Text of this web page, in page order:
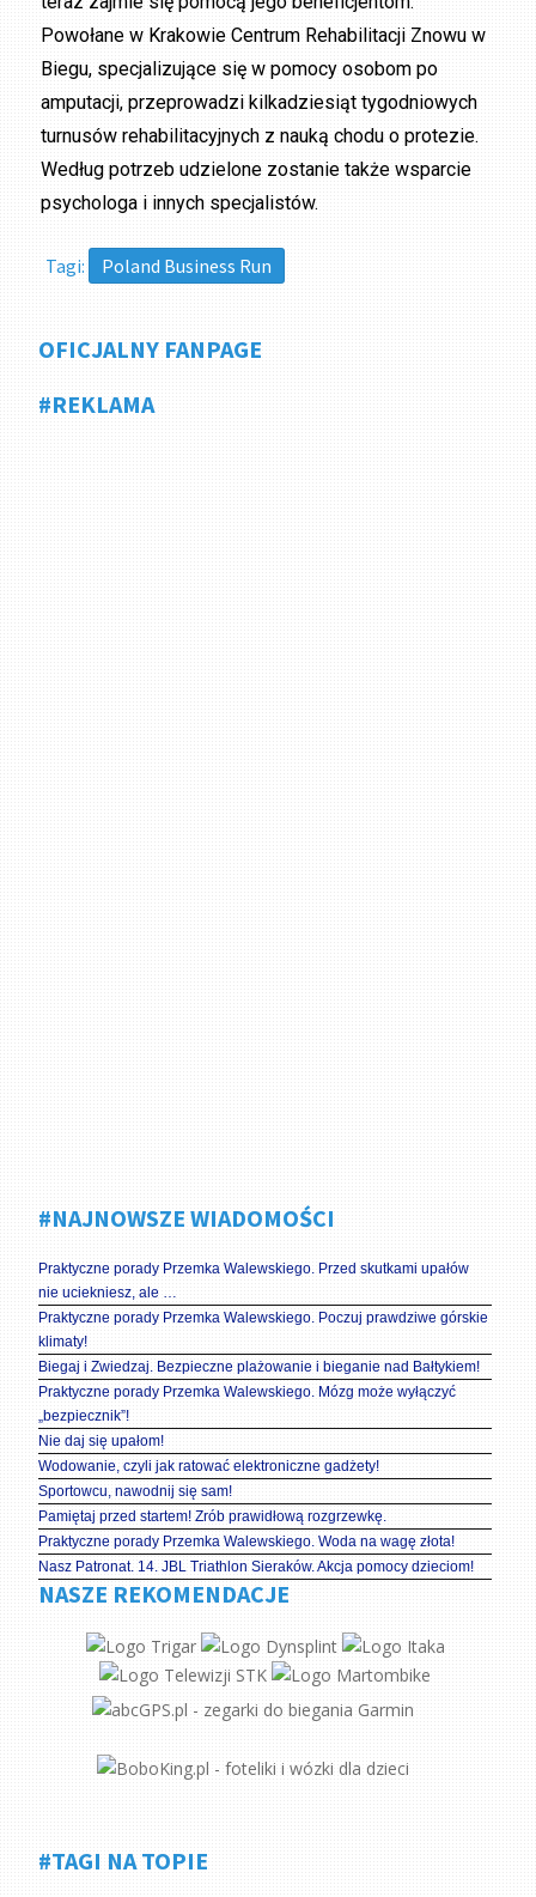
Powołane w Krakowie Centrum Rehabilitacji Znowu w
Biegu, specjalizujące się w pomocy osobom po
amputacji, przeprowadzi kilkadziesiąt tygodniowych
turnusów rehabilitacyjnych z nauką chodu o protezie.
Według potrzeb udzielone zostanie także wsparcie
psychologa i innych specjalistów.
Tagi: Poland Business Run
OFICJALNY FANPAGE
#REKLAMA
#NAJNOWSZE WIADOMOŚCI
Praktyczne porady Przemka Walewskiego. Przed skutkami upałów
nie uciekniesz, ale …
Praktyczne porady Przemka Walewskiego. Poczuj prawdziwe górskie
klimaty!
Biegaj i Zwiedzaj. Bezpieczne plażowanie i bieganie nad Bałtykiem!
Praktyczne porady Przemka Walewskiego. Mózg może wyłączyć
„bezpiecznik”!
Nie daj się upałom!
Wodowanie, czyli jak ratować elektroniczne gadżety!
Sportowcu, nawodnij się sam!
Pamiętaj przed startem! Zrób prawidłową rozgrzewkę.
Praktyczne porady Przemka Walewskiego. Woda na wagę złota!
Nasz Patronat. 14. JBL Triathlon Sieraków. Akcja pomocy dzieciom!
NASZE REKOMENDACJE
#TAGI NA TOPIE